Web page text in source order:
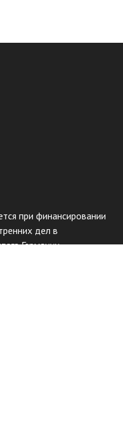
при финансировании
дел в
Германии.